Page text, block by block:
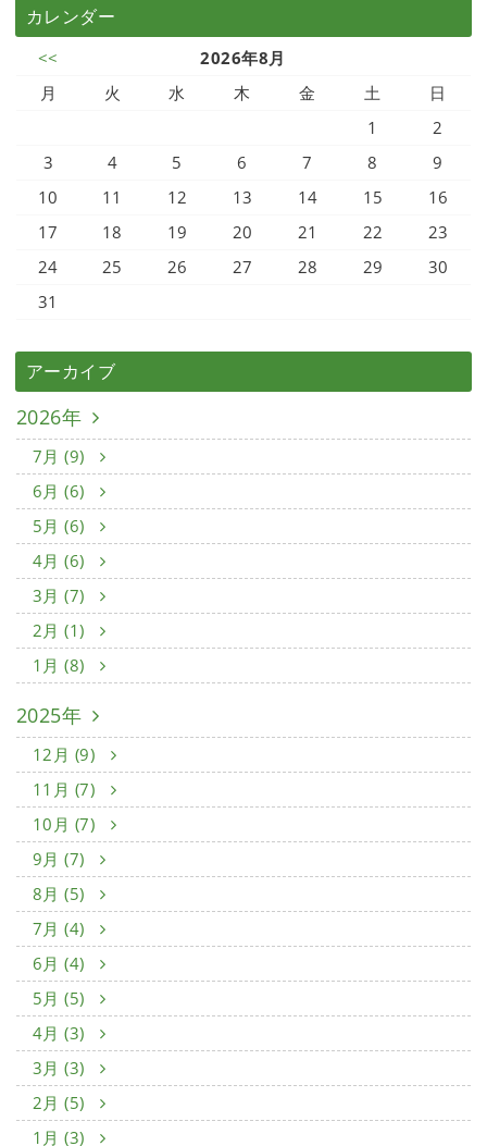
カレンダー
<<
2026年8月
月
火 水 木 金 土
日
1
2
3
4 5 6 7 8
9
10
11 12 13 14 15
16
17
18 19 20 21 22
23
24
25 26 27 28 29
30
31
アーカイブ
2026年
7月 (9)
6月 (6)
5月 (6)
4月 (6)
3月 (7)
2月 (1)
1月 (8)
2025年
12月 (9)
11月 (7)
10月 (7)
9月 (7)
8月 (5)
7月 (4)
6月 (4)
5月 (5)
4月 (3)
3月 (3)
2月 (5)
1月 (3)